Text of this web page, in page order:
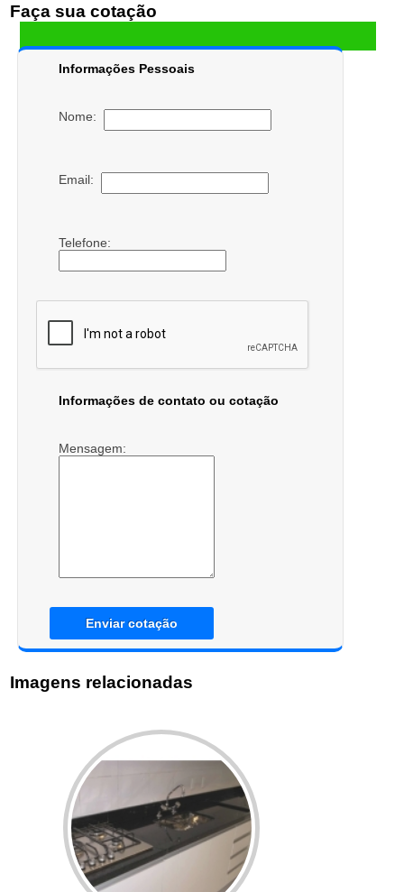
Faça sua cotação
Informações Pessoais
Nome:
Email:
Telefone:
Informações de contato ou cotação
Mensagem:
Enviar cotação
Imagens relacionadas